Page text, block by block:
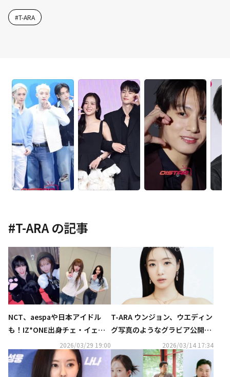
#T-ARA
#T-ARA の記事
NCT、aespaや日本アイドル
も！IZ*ONE出身チェ・イェナ
の新曲「キャッチ キャッチ」ダ
ンスがバズリ中
2026/03/29 19:00
T-ARA ウンジョン、ウエディン
グ写真のようなグラビア公開！
優雅な魅力を披露2026/03/14 17:34